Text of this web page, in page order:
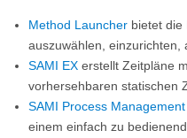
Method Launcher bietet die
auszuwählen, einzurichten,
SAMI EX erstellt Zeitpläne
vorhersehbaren statischen
SAMI Process Management
einem einfach zu